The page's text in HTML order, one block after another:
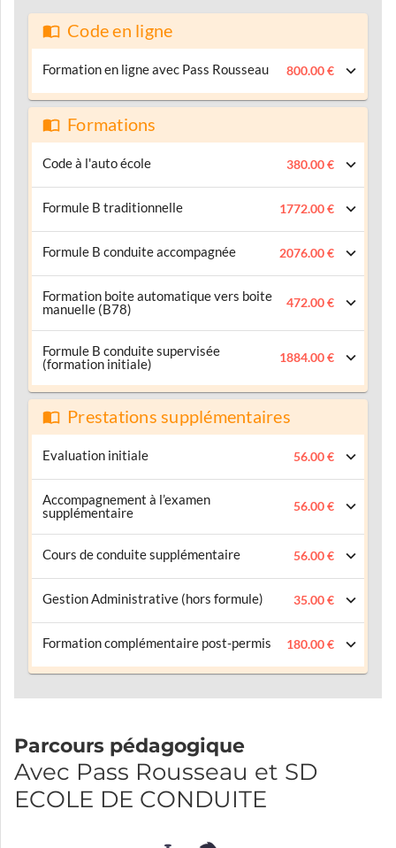
Code en ligne
Formation en ligne avec Pass Rousseau 800.00 €
Formations
Code à l'auto école 380.00 €
Formule B traditionnelle 1772.00 €
Formule B conduite accompagnée 2076.00 €
Formation boite automatique vers boite
manuelle (B78)
472.00 €
Formule B conduite supervisée
(formation initiale)
1884.00 €
Prestations supplémentaires
Evaluation initiale 56.00 €
Accompagnement à l’examen
supplémentaire
56.00 €
Cours de conduite supplémentaire 56.00 €
Gestion Administrative (hors formule) 35.00 €
Formation complémentaire post-permis 180.00 €
Parcours pédagogique
Avec Pass Rousseau et SD
ECOLE DE CONDUITE